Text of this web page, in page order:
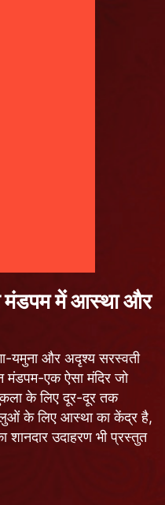
मंडपम में आस्था और
यमुना और अदृश्य सरस्वती
मंडपम-एक ऐसा मंदिर जो
के लिए दूर-दूर तक
के लिए आस्था का केंद्र है,
शानदार उदाहरण भी प्रस्तुत